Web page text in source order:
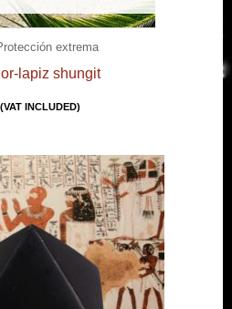
extrema
lapiz shungit
(VAT INCLUDED)